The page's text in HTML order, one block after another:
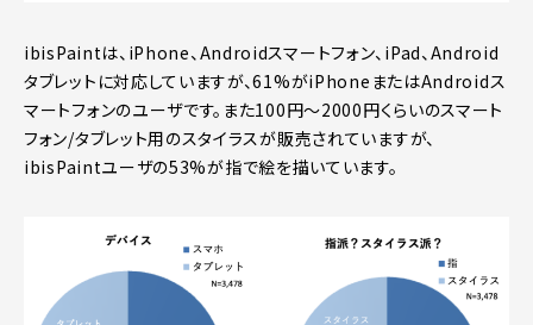
ibisPaintは、iPhone、Androidスマートフォン、iPad、Android
タブレットに対応していますが、61%がiPhoneまたはAndroidス
マートフォンのユーザです。また100円～2000円くらいのスマート
フォン/タブレット用のスタイラスが販売されていますが、
ibisPaintユーザの53%が指で絵を描いています。